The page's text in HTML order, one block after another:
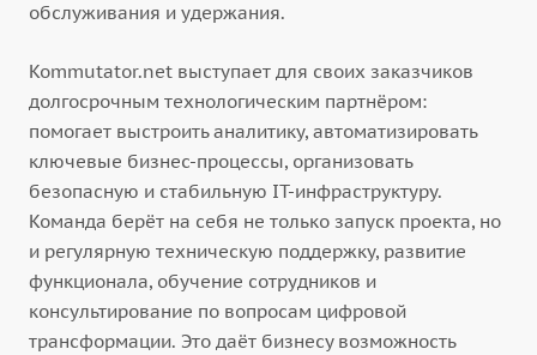
обслуживания и удержания.
Kommutator.net выступает для своих заказчиков
долгосрочным технологическим партнёром:
помогает выстроить аналитику, автоматизировать
ключевые бизнес-процессы, организовать
безопасную и стабильную IT-инфраструктуру.
Команда берёт на себя не только запуск проекта, но
и регулярную техническую поддержку, развитие
функционала, обучение сотрудников и
консультирование по вопросам цифровой
трансформации. Это даёт бизнесу возможность